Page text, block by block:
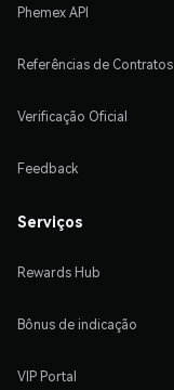
Phemex API
Referências de Contratos
Verificação Oficial
Feedback
Serviços
Rewards Hub
Bônus de indicação
VIP Portal